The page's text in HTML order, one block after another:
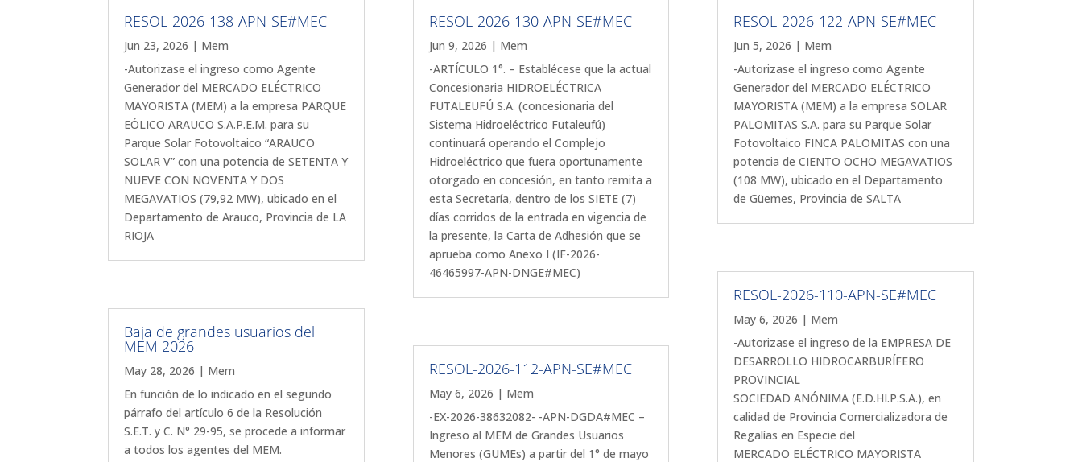
RESOL-2026-138-APN-SE#MEC
Jun 23, 2026 | Mem
-Autorizase el ingreso como Agente
Generador del MERCADO ELÉCTRICO
MAYORISTA (MEM) a la empresa PARQUE
EÓLICO ARAUCO S.A.P.E.M. para su
Parque Solar Fotovoltaico “ARAUCO
SOLAR V” con una potencia de SETENTA Y
NUEVE CON NOVENTA Y DOS
MEGAVATIOS (79,92 MW), ubicado en el
Departamento de Arauco, Provincia de LA
RIOJA
Baja de grandes usuarios del
MEM 2026
May 28, 2026 | Mem
En función de lo indicado en el segundo
párrafo del artículo 6 de la Resolución
S.E.T. y C. N° 29-95, se procede a informar
a todos los agentes del MEM.
RESOL-2026-130-APN-SE#MEC
Jun 9, 2026 | Mem
-ARTÍCULO 1°. – Establécese que la actual
Concesionaria HIDROELÉCTRICA
FUTALEUFÚ S.A. (concesionaria del
Sistema Hidroeléctrico Futaleufú)
continuará operando el Complejo
Hidroeléctrico que fuera oportunamente
otorgado en concesión, en tanto remita a
esta Secretaría, dentro de los SIETE (7)
días corridos de la entrada en vigencia de
la presente, la Carta de Adhesión que se
aprueba como Anexo I (IF-2026-
46465997-APN-DNGE#MEC)
RESOL-2026-112-APN-SE#MEC
May 6, 2026 | Mem
-EX-2026-38632082- -APN-DGDA#MEC –
Ingreso al MEM de Grandes Usuarios
Menores (GUMEs) a partir del 1° de mayo
RESOL-2026-122-APN-SE#MEC
Jun 5, 2026 | Mem
-Autorizase el ingreso como Agente
Generador del MERCADO ELÉCTRICO
MAYORISTA (MEM) a la empresa SOLAR
PALOMITAS S.A. para su Parque Solar
Fotovoltaico FINCA PALOMITAS con una
potencia de CIENTO OCHO MEGAVATIOS
(108 MW), ubicado en el Departamento
de Güemes, Provincia de SALTA
RESOL-2026-110-APN-SE#MEC
May 6, 2026 | Mem
-Autorizase el ingreso de la EMPRESA DE
DESARROLLO HIDROCARBURÍFERO
PROVINCIAL
SOCIEDAD ANÓNIMA (E.D.HI.P.S.A.), en
calidad de Provincia Comercializadora de
Regalías en Especie del
MERCADO ELÉCTRICO MAYORISTA